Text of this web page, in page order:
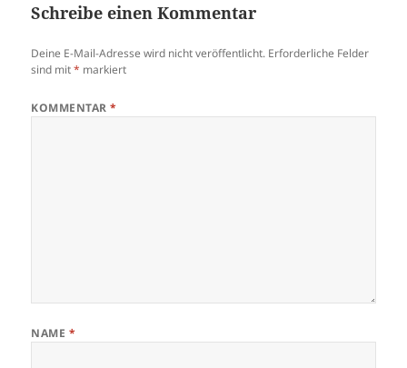
Schreibe einen Kommentar
Deine E-Mail-Adresse wird nicht veröffentlicht. Erforderliche Felder
sind mit* markiert
KOMMENTAR*
NAME *